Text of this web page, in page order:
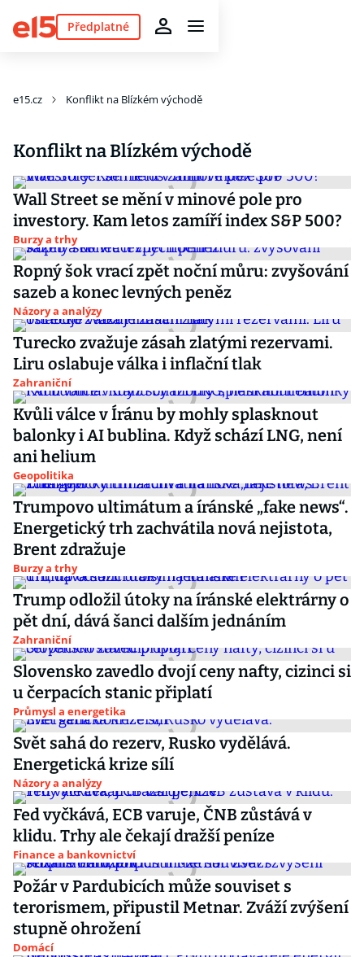
Předplatné
e15.cz Konflikt na Blízkém východě
Konflikt na Blízkém východě
Wall Street se mění v minové pole pro
investory. Kam letos zamíří index S&P 500?
Burzy a trhy
Ropný šok vrací zpět noční můru: zvyšování
sazeb a konec levných peněz
Názory a analýzy
Turecko zvažuje zásah zlatými rezervami.
Liru oslabuje válka i inflační tlak
Zahraniční
Kvůli válce v Íránu by mohly splasknout
balonky i AI bublina. Když schází LNG, není
ani helium
Geopolitika
Trumpovo ultimátum a íránské „fake news“.
Energetický trh zachvátila nová nejistota,
Brent zdražuje
Burzy a trhy
Trump odložil útoky na íránské elektrárny o
pět dní, dává šanci dalším jednáním
Zahraniční
Slovensko zavedlo dvojí ceny nafty, cizinci si
u čerpacích stanic připlatí
Průmysl a energetika
Svět sahá do rezerv, Rusko vydělává.
Energetická krize sílí
Názory a analýzy
Fed vyčkává, ECB varuje, ČNB zůstává v
klidu. Trhy ale čekají dražší peníze
Finance a bankovnictví
Požár v Pardubicích může souviset s
terorismem, připustil Metnar. Zváží zvýšení
stupně ohrožení
Domácí